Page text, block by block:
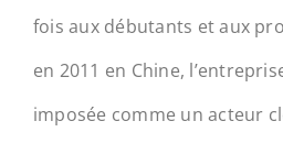
fois aux débutants et aux
en 2011 en Chine,
imposée comme un acteur